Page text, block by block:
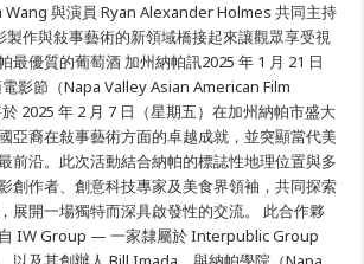
Đòi
Quyền
Lợi
Mới
Nộp
2025
重
介
紹
首
屆
帕
2025
年
美
國
亞
裔
電
影
Wang 與演員 Ryan Alexander Holmes 共同主持
製作與敍事藝術的新領域橋接起來讓觀眾享受視
最優質的葡萄酒 加州納帕訊2025 年 1 月 21 日
影節（Napa Valley Asian American Film
於 2025 年 2 月 7 日（星期五）在加州納帕市盛大
亞裔在敍事藝術方面的卓越成就，並突顯當代美
前沿。此次活動結合納帕的標誌性地理位置與多
創作者、創意科技專家及美食界領袖，共同探索
展開一場獨特而深具啟發性的交流。 此合作夥
IW Group — 一家隸屬於 Interpublic Group